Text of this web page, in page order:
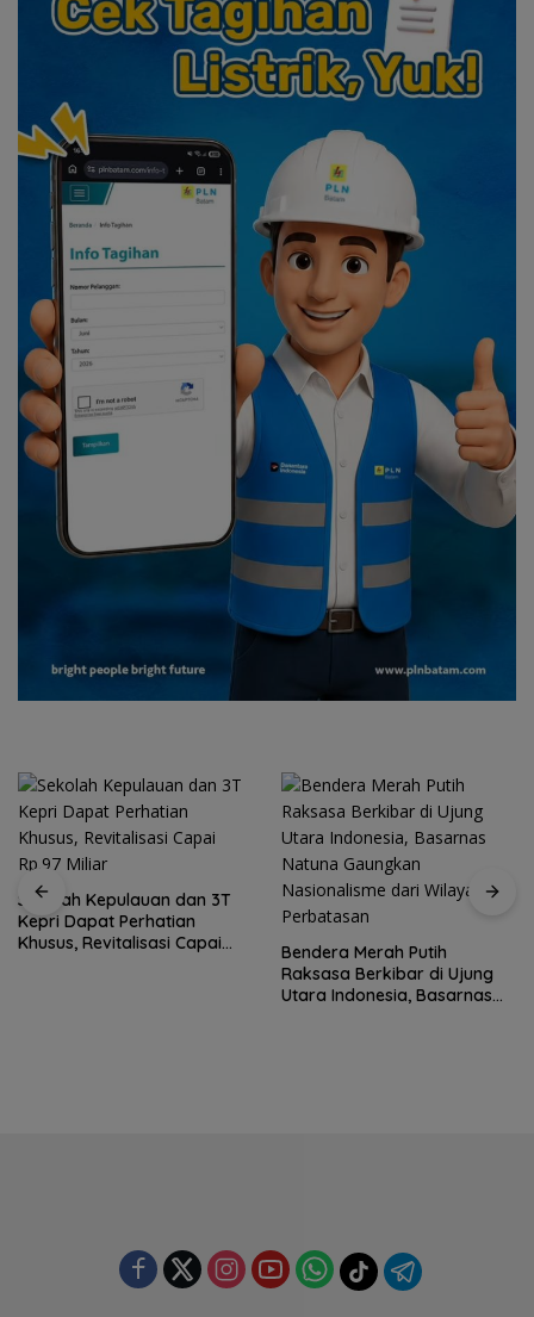
Sekolah Kepulauan dan 3T
Kepri Dapat Perhatian
Khusus, Revitalisasi Capai
Bendera Merah Putih
Raksasa Berkibar di Ujung
Utara Indonesia, Basarnas